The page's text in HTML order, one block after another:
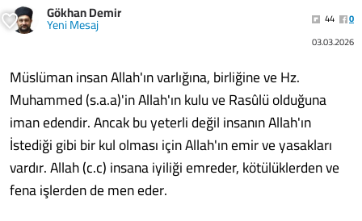
Gökhan Demir
Yeni Mesaj 44
0
03.03.2026
Müslüman insan Allah'ın varlığına, birliğine ve Hz.
Muhammed (s.a.a)'in Allah'ın kulu ve Rasûlü olduğuna
iman edendir. Ancak bu yeterli değil insanın Allah'ın
İstediği gibi bir kul olması için Allah'ın emir ve yasakları
vardır. Allah (c.c) insana iyiliği emreder, kötülüklerden ve
fena işlerden de men eder.